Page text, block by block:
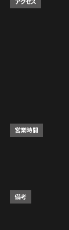
営業時間
備考